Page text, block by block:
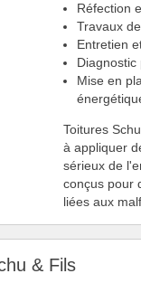
Réfection
Travaux
Entretien
Mise en
Toitures
à appliquer
sérieux de
conçus pour
liées aux
& Fils